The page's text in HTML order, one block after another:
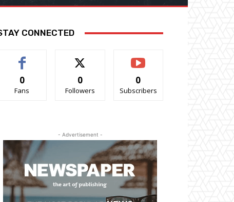
CONNECTED
0
Fans
0
Followers
0
Subscribers
- Advertisement -